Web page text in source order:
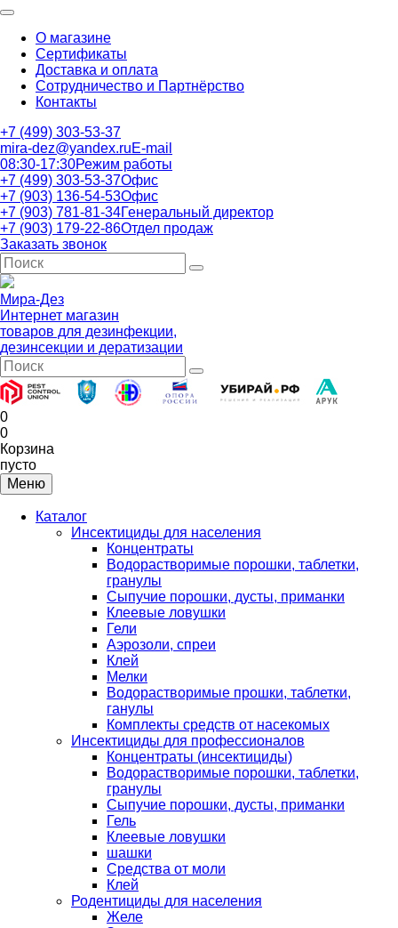
О магазине
Сертификаты
Доставка и оплата
Сотрудничество и Партнёрство
Контакты
+7 (499) 303-53-37
mira-dez@yandex.ruE-mail
08:30-17:30Режим работы
+7 (499) 303-53-37Офис
+7 (903) 136-54-53Офис
+7 (903) 781-81-34Генеральный директор
+7 (903) 179-22-86Отдел продаж
Заказать звонок
Мира-Дез
Интернет магазин
товаров для дезинфекции,
дезинсекции и дератизации
0
0
Корзина
пусто
Меню
Каталог
Инсектициды для населения
Концентраты
Водорастворимые порошки, таблетки,
гранулы
Сыпучие порошки, дусты, приманки
Клеевые ловушки
Гели
Аэрозоли, спреи
Клей
Мелки
Водорастворимые прошки, таблетки,
ганулы
Комплекты средств от насекомых
Инсектициды для профессионалов
Концентраты (инсектициды)
Водорастворимые порошки, таблетки,
гранулы
Сыпучие порошки, дусты, приманки
Гель
Клеевые ловушки
шашки
Средства от моли
Клей
Родентициды для населения
Желе